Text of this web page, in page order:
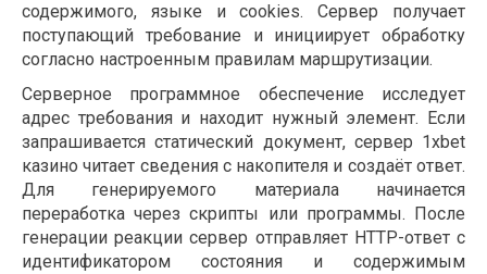
содержимого, языке и cookies. Сервер получает
поступающий требование и инициирует обработку
согласно настроенным правилам маршрутизации.
Серверное программное обеспечение исследует
адрес требования и находит нужный элемент. Если
запрашивается статический документ, сервер 1xbet
казино читает сведения с накопителя и создаёт ответ.
Для генерируемого материала начинается
переработка через скрипты или программы. После
генерации реакции сервер отправляет HTTP-ответ с
идентификатором состояния и содержимым